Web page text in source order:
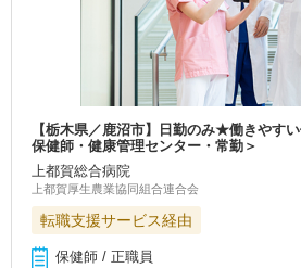
【栃木県／鹿沼市】日勤のみ★働きやす
保健師・健康管理センター・常勤＞
上都賀総合病院
上都賀厚生農業協同組合連合会
転職支援サービス経由
保健師 / 正職員